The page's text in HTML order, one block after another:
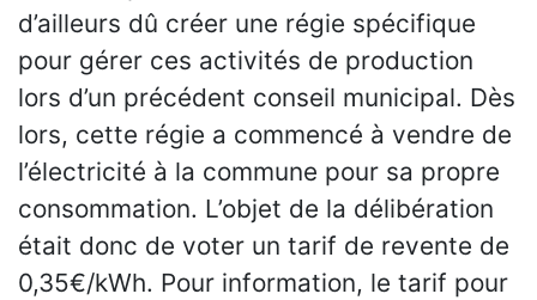
d’ailleurs dû créer une régie spécifique
pour gérer ces activités de production
lors d’un précédent conseil municipal. Dès
lors, cette régie a commencé à vendre de
l’électricité à la commune pour sa propre
consommation. L’objet de la délibération
était donc de voter un tarif de revente de
0,35€/kWh. Pour information, le tarif pour